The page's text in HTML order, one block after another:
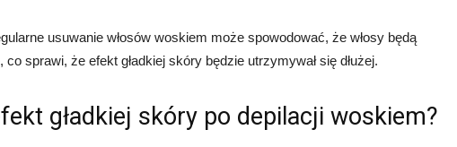
usuwanie włosów woskiem może spowodować, że włosy będą
co sprawi, że efekt gładkiej skóry będzie utrzymywał się dłużej.
gładkiej skóry po depilacji woskiem?